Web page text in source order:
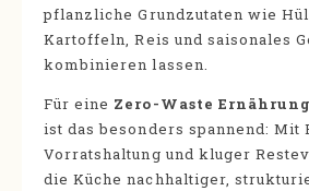
pflanzliche Grundzutaten wie
Kartoffeln, Reis und saisonales
kombinieren lassen.
Für eine Zero-Waste Ernährung
ist das besonders spannend: Mit
Vorratshaltung und kluger
die Küche nachhaltiger,